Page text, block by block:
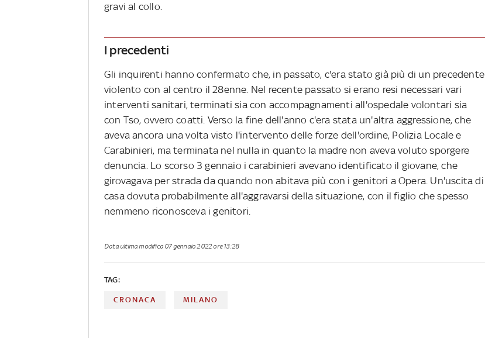
gravi al collo.
I precedenti
Gli inquirenti hanno confermato che, in passato, c'era stato già più di un precedente
violento con al centro il 28enne. Nel recente passato si erano resi necessari vari
interventi sanitari, terminati sia con accompagnamenti all'ospedale volontari sia
con Tso, ovvero coatti. Verso la fine dell'anno c'era stata un'altra aggressione, che
aveva ancora una volta visto l'intervento delle forze dell'ordine, Polizia Locale e
Carabinieri, ma terminata nel nulla in quanto la madre non aveva voluto sporgere
denuncia. Lo scorso 3 gennaio i carabinieri avevano identificato il giovane, che
girovagava per strada da quando non abitava più con i genitori a Opera. Un'uscita di
casa dovuta probabilmente all'aggravarsi della situazione, con il figlio che spesso
nemmeno riconosceva i genitori.
Data ultima modifica 07 gennaio 2022 ore 13:28
TAG:
CRONACA MILANO